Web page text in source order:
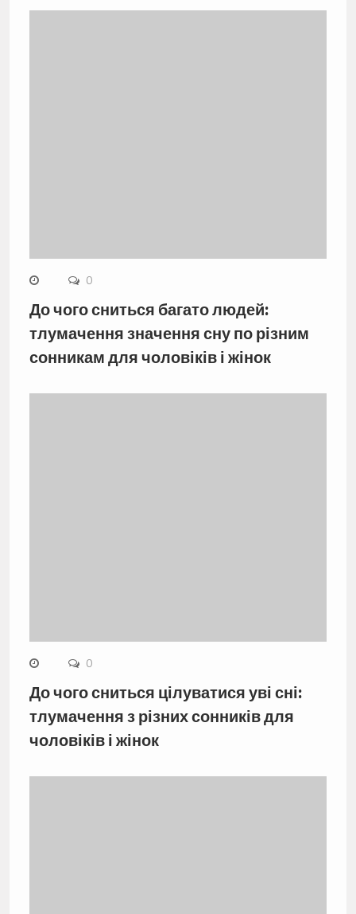
0
До чого сниться багато людей:
тлумачення значення сну по різним
сонникам для чоловіків і жінок
0
До чого сниться цілуватися уві сні:
тлумачення з різних сонників для
чоловіків і жінок